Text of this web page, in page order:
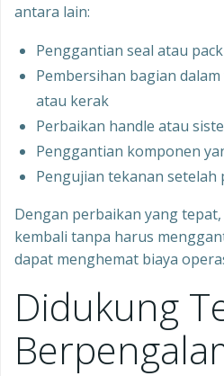
antara lain:
Penggantian seal atau
Pembersihan bagian
atau kerak
Perbaikan handle atau
Penggantian komponen
Pengujian tekanan setelah
Dengan perbaikan yang
kembali tanpa harus
dapat menghemat biaya
Didukung